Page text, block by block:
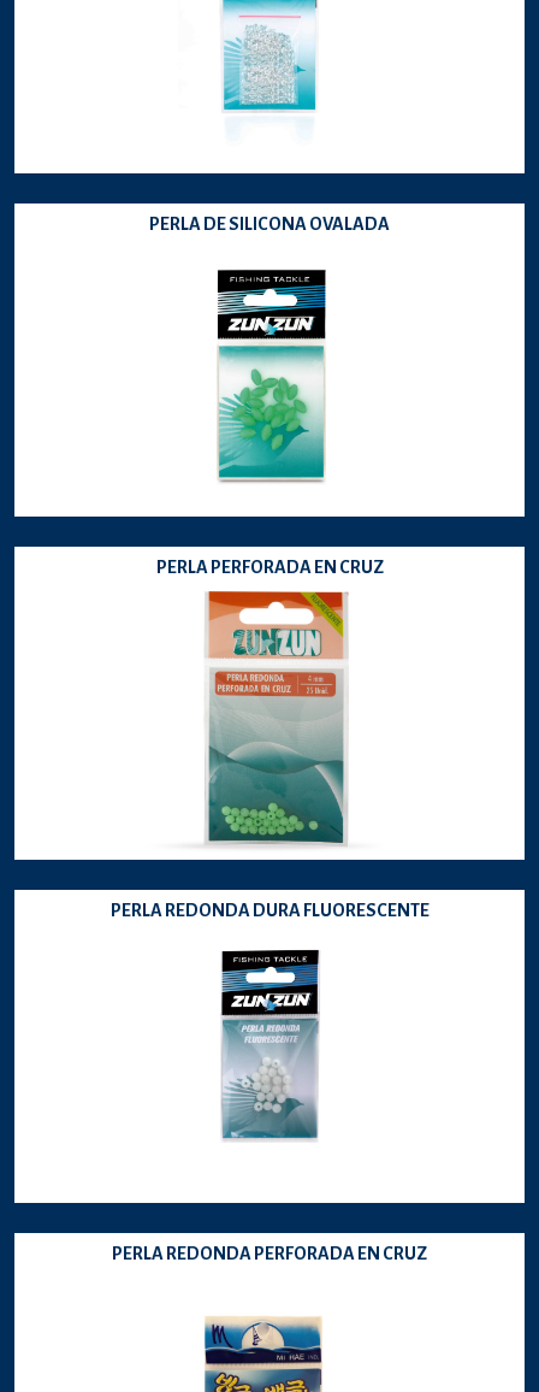
PERLA DE SILICONA OVALADA
PERLA PERFORADA EN CRUZ
PERLA REDONDA DURA FLUORESCENTE
PERLA REDONDA PERFORADA EN CRUZ